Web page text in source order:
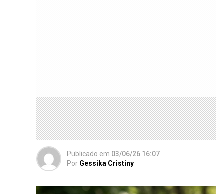
Publicado em 03/06/26 16:07
Por Gessika Cristiny